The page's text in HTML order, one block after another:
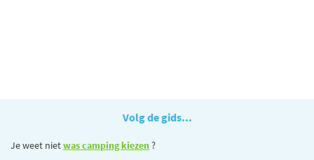
Volg de gids...
Je weet nietwas camping kiezen?